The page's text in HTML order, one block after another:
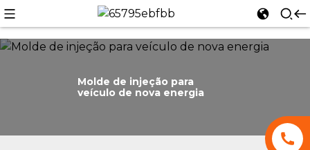
Molde de injeção para
veículo de nova energia